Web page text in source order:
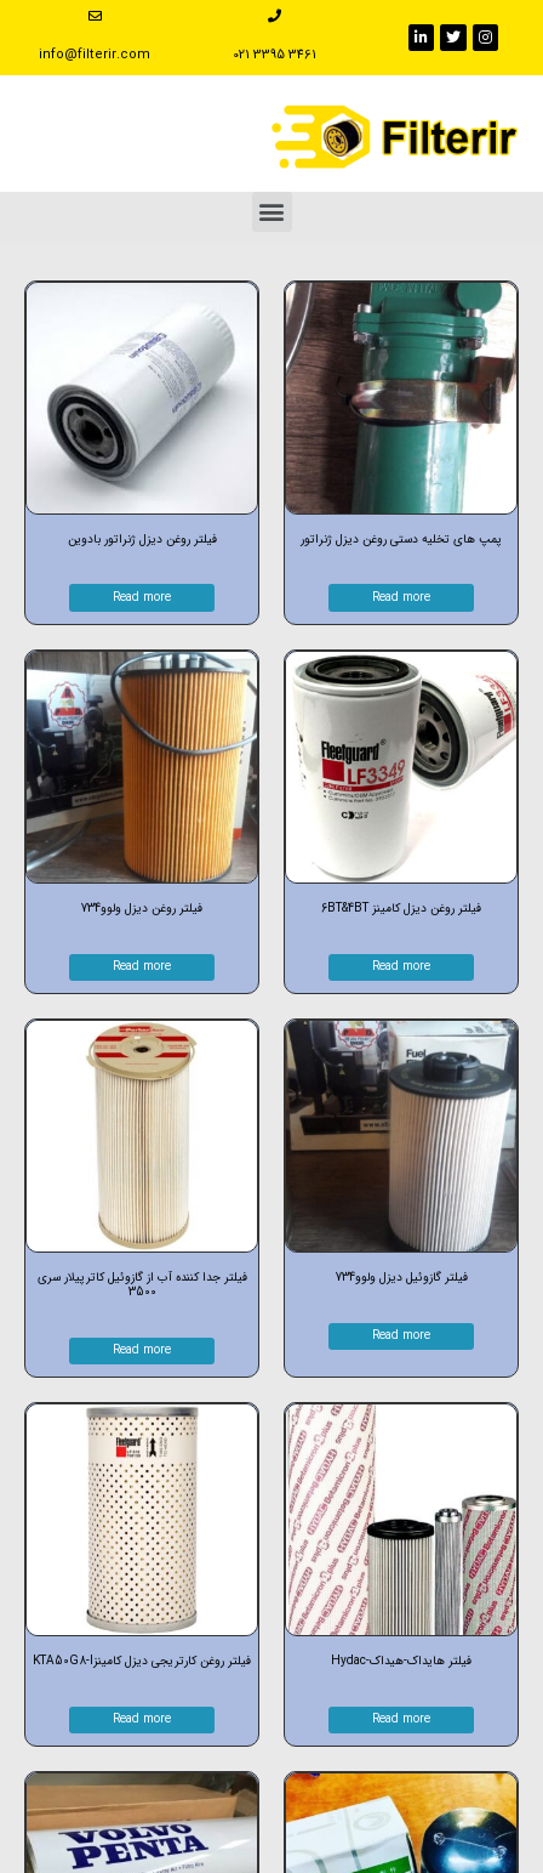
‪021 3395 3461
info@filterir.com
پمپ های تخلیه دستی روغن دیزل ژنراتور
Read more
فیلتر روغن دیزل ژنراتور بادوین
Read more
فیلتر روغن دیزل کامینز 6BT&4BT
Read more
فیلتر روغن دیزل ولوو734
Read more
فیلتر گازوئیل دیزل ولوو734
Read more
فیلتر جدا کننده آب از گازوئیل کاترپیلار سری
3500
Read more
فیلتر هایداک-هیداک-Hydac
Read more
فیلتر روغن کارتریجی دیزل کامینزKTA50G8-I
Read more